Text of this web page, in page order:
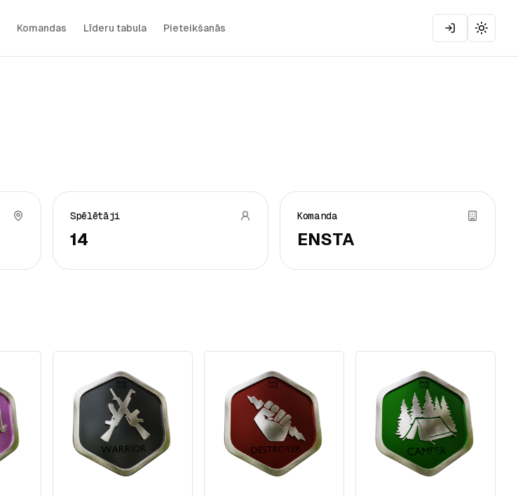
Komandas Līderu tabula Pieteikšanās
Toggle
Spēlētāji
14
Komanda
ENSTA